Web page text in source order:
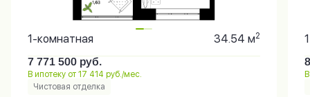
1-комнатная 34.54 м2
7 771 500 руб.
В ипотеку от 17 414 руб./мес.
Чистовая отделка